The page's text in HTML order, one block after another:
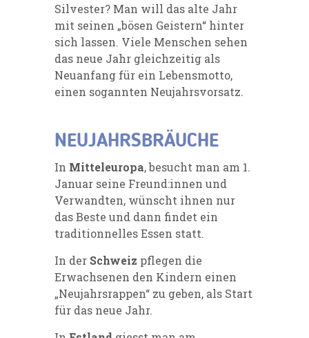
Silvester? Man will das alte Jahr
mit seinen „bösen Geistern“ hinter
sich lassen. Viele Menschen sehen
das neue Jahr gleichzeitig als
Neuanfang für ein Lebensmotto,
einen sogannten Neujahrsvorsatz.
NEUJAHRSBRÄUCHE
In Mitteleuropa, besucht man am 1.
Januar seine Freund:innen und
Verwandten, wünscht ihnen nur
das Beste und dann findet ein
traditionnelles Essen statt.
In der Schweiz pflegen die
Erwachsenen den Kindern einen
„Neujahrsrappen“ zu geben, als Start
für das neue Jahr.